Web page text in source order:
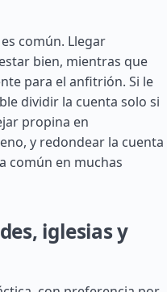
común. Llegar
bien, mientras que
para el anfitrión. Si le
dividir la cuenta solo si
propina en
y redondear la cuenta
común en muchas
iglesias y